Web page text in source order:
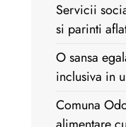
Servicii
si parinti
O sansa
inclusiva in
Comuna